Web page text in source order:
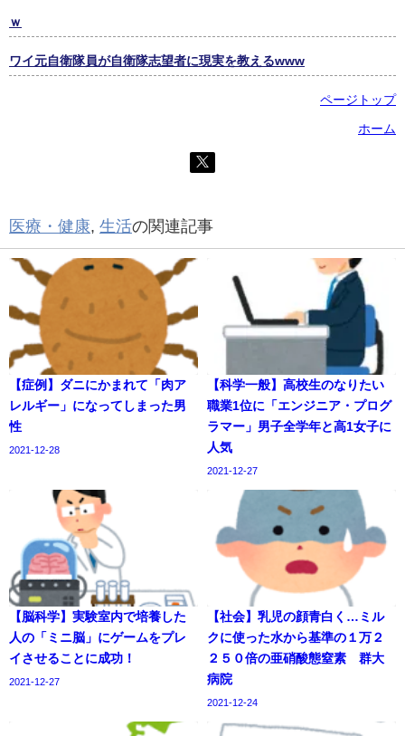
ｗ
ワイ元自衛隊員が自衛隊志望者に現実を教えるwww
ページトップ
ホーム
医療・健康, 生活の関連記事
【症例】ダニにかまれて「肉ア
レルギー」になってしまった男
性
2021-12-28
【科学一般】高校生のなりたい
職業1位に「エンジニア・プログ
ラマー」男子全学年と高1女子に
人気
2021-12-27
【脳科学】実験室内で培養した
人の「ミニ脳」にゲームをプレ
イさせることに成功！
2021-12-27
【社会】乳児の顔青白く…ミル
クに使った水から基準の１万２
２５０倍の亜硝酸態窒素 群大
病院
2021-12-24